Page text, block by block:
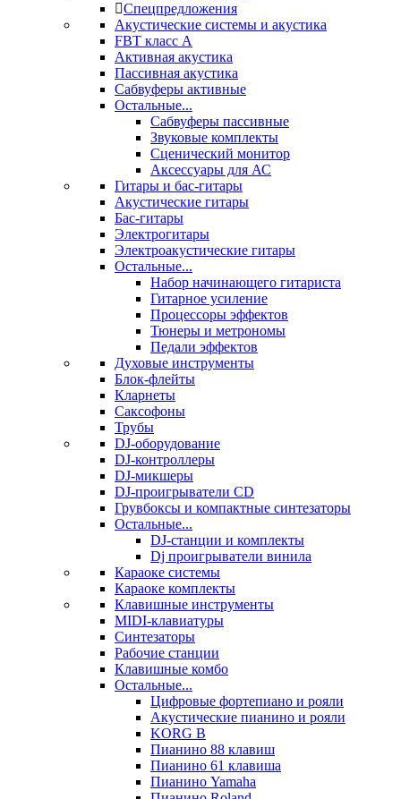
Спецпредложения
Акустические системы и акустика
FBT класс А
Активная акустика
Пассивная акустика
Сабвуферы активные
Остальные...
Сабвуферы пассивные
Звуковые комплекты
Сценический монитор
Аксессуары для АС
Гитары и бас-гитары
Акустические гитары
Бас-гитары
Электрогитары
Электроакустические гитары
Остальные...
Набор начинающего гитариста
Гитарное усиление
Процессоры эффектов
Тюнеры и метрономы
Педали эффектов
Духовые инструменты
Блок-флейты
Кларнеты
Саксофоны
Трубы
DJ-оборудование
DJ-контроллеры
DJ-микшеры
DJ-проигрыватели CD
Грувбоксы и компактные синтезаторы
Остальные...
DJ-станции и комплекты
Dj проигрыватели винила
Караоке системы
Караоке комплекты
Клавишные инструменты
MIDI-клавиатуры
Синтезаторы
Рабочие станции
Клавишные комбо
Остальные...
Цифровые фортепиано и рояли
Акустические пианино и рояли
KORG B
Пианино 88 клавиш
Пианино 61 клавиша
Пианино Yamaha